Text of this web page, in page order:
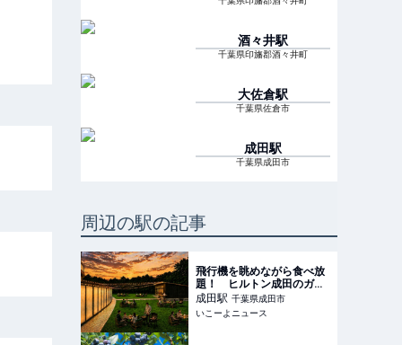
酒々井駅
千葉県印旛郡酒々井町
大佐倉駅
千葉県佐倉市
成田駅
千葉県成田市
周辺の駅の記事
飛行機を眺めながら食べ放
題！ ヒルトン成田のガー
デンBBQが今夏リニューア
ル
成田駅 千葉県成田市
いこーよニュース